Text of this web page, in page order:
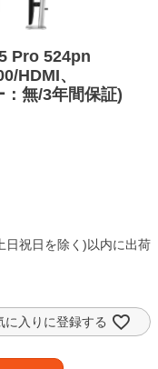
Pro 524pn
HDMI、
無/3年間保証)
日祝日を除く)以内に出荷
に入りに登録する